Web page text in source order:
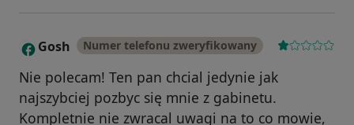
G Gosh Numer telefonu zweryfikowany
Nie polecam! Ten pan chcial jedynie jak
najszybciej pozbyc się mnie z gabinetu.
Kompletnie nie zwracal uwagi na to co mowie,